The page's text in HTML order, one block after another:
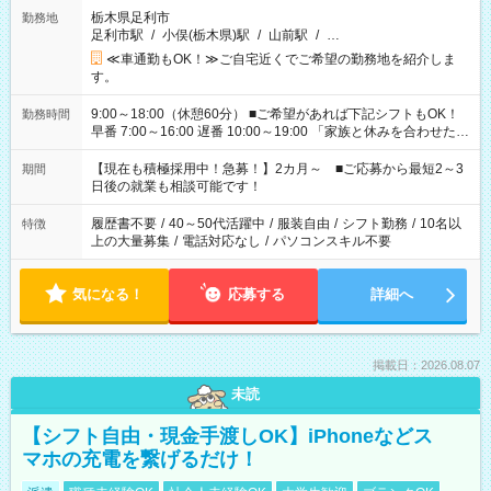
勤務地
栃木県足利市
足利市駅 / 小俣(栃木県)駅 / 山前駅 / …
≪車通勤もOK！≫ご自宅近くでご希望の勤務地を紹介しま
す。
勤務時間
9:00～18:00（休憩60分） ■ご希望があれば下記シフトもOK！
早番 7:00～16:00 遅番 10:00～19:00 「家族と休みを合わせた
い」 「余裕を持って夕飯の準備がしたい」 「できれば残業はし
たくない」 など、ご希望を教えてくださいね。 ※Wワーク希望
の方へ 今ご覧のお仕事で希望する勤務時間と、もう1つのお仕事
の勤務時間。 合計で週40時間を超える場合は応募できません。
期間
【現在も積極採用中！急募！】2カ月～ ■ご応募から最短2～3
日後の就業も相談可能です！
特徴 履歴書不要 / 40～50代活躍中 / 服装自由 / シフト勤務 / 10名以
上の大量募集 / 電話対応なし / パソコンスキル不要
気になる！ 応募する 詳細へ
掲載日：2026.08.07
未読
【シフト自由・現金手渡しOK】iPhoneなどス
マホの充電を繋げるだけ！